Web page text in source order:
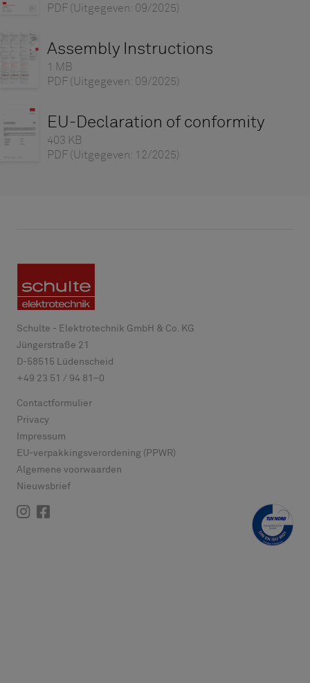
PDF (Uitgegeven: 09/2025)
Assembly Instructions
1 MB
PDF (Uitgegeven: 09/2025)
EU-Declaration of conformity
403 KB
PDF (Uitgegeven: 12/2025)
Schulte - Elektrotechnik GmbH & Co. KG
Jüngerstraße 21
D-58515 Lüdenscheid
+49 23 51 / 94 81–0
Contactformulier
Privacy
Impressum
EU-verpakkingsverordening (PPWR)
Algemene voorwaarden
Nieuwsbrief
InstagramFacebook